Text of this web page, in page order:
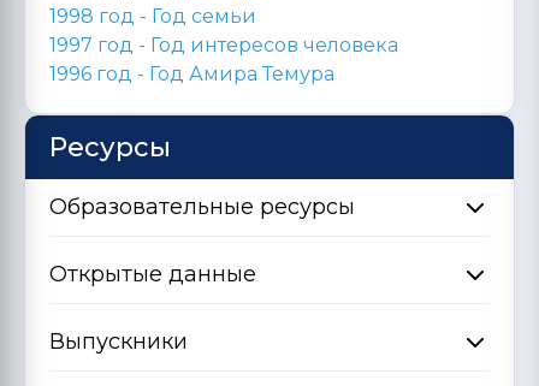
1998 год - Год семьи
1997 год - Год интересов человека
1996 год - Год Амира Темура
Ресурсы
Образовательные ресурсы
Открытые данные
Выпускники